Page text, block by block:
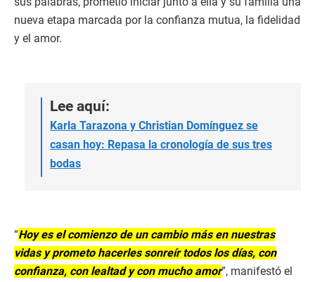
nueva etapa marcada por la confianza mutua, la fidelidad
y el amor.
Lee aquí:
Karla Tarazona y Christian Domínguez se
casan hoy: Repasa la cronología de sus tres
bodas
“Hoy es el comienzo de un cambio más en nuestras
vidas y prometo hacerles sonreír todos los días, con
confianza, con lealtad y con mucho amor”, manifestó el